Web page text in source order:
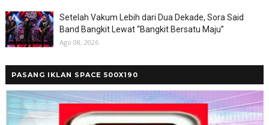
Setelah Vakum Lebih dari Dua Dekade, Sora Said
Band Bangkit Lewat “Bangkit Bersatu Maju”
Ago 08, 2026
PASANG IKLAN SPACE 500X190